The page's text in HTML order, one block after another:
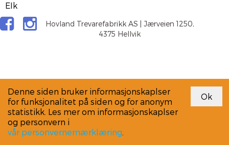
EIk
Hovland Trevarefabrikk AS | Jærveien 1250,
4375 Hellvik
Denne siden bruker informasjonskaplser
for funksjonalitet på siden og for anonym
statistikk. Les mer om informasjonskaplser
og personvern i
vår personvernernærklæring